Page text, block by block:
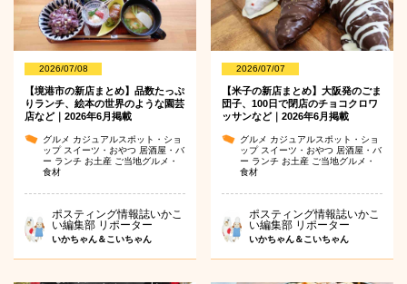
2026/07/08
【境港市の新店まとめ】品数たっぷ
りランチ、絵本の世界のような園芸
店など｜2026年6月掲載
グルメ カジュアルスポット・ショ
ップ スイーツ・おやつ 居酒屋・バ
ー ランチ お土産 ご当地グルメ・
食材
ポスティング情報誌いかこ
い編集部 リポーター
いかちゃん＆こいちゃん
2026/07/07
【米子の新店まとめ】大阪発のごま
団子、100日で閉店のチョコクロワ
ッサンなど｜2026年6月掲載
グルメ カジュアルスポット・ショ
ップ スイーツ・おやつ 居酒屋・バ
ー ランチ お土産 ご当地グルメ・
食材
ポスティング情報誌いかこ
い編集部 リポーター
いかちゃん＆こいちゃん